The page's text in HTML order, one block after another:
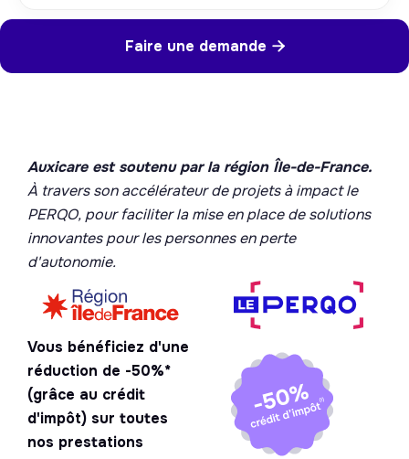
Faire une demande 
Auxicare est soutenu par la région Île-de-France.
À travers son accélérateur de projets à impact le
PERQO, pour faciliter la mise en place de solutions
innovantes pour les personnes en perte
d'autonomie.
Vous bénéficiez d'une
réduction de -50%*
(grâce au crédit
d'impôt) sur toutes
nos prestations